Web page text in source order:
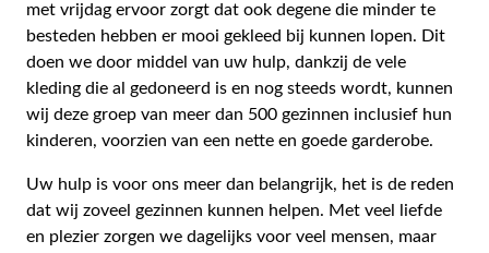
met vrijdag ervoor zorgt dat ook degene die minder te
besteden hebben er mooi gekleed bij kunnen lopen. Dit
doen we door middel van uw hulp, dankzij de vele
kleding die al gedoneerd is en nog steeds wordt, kunnen
wij deze groep van meer dan 500 gezinnen inclusief hun
kinderen, voorzien van een nette en goede garderobe.
Uw hulp is voor ons meer dan belangrijk, het is de reden
dat wij zoveel gezinnen kunnen helpen. Met veel liefde
en plezier zorgen we dagelijks voor veel mensen, maar